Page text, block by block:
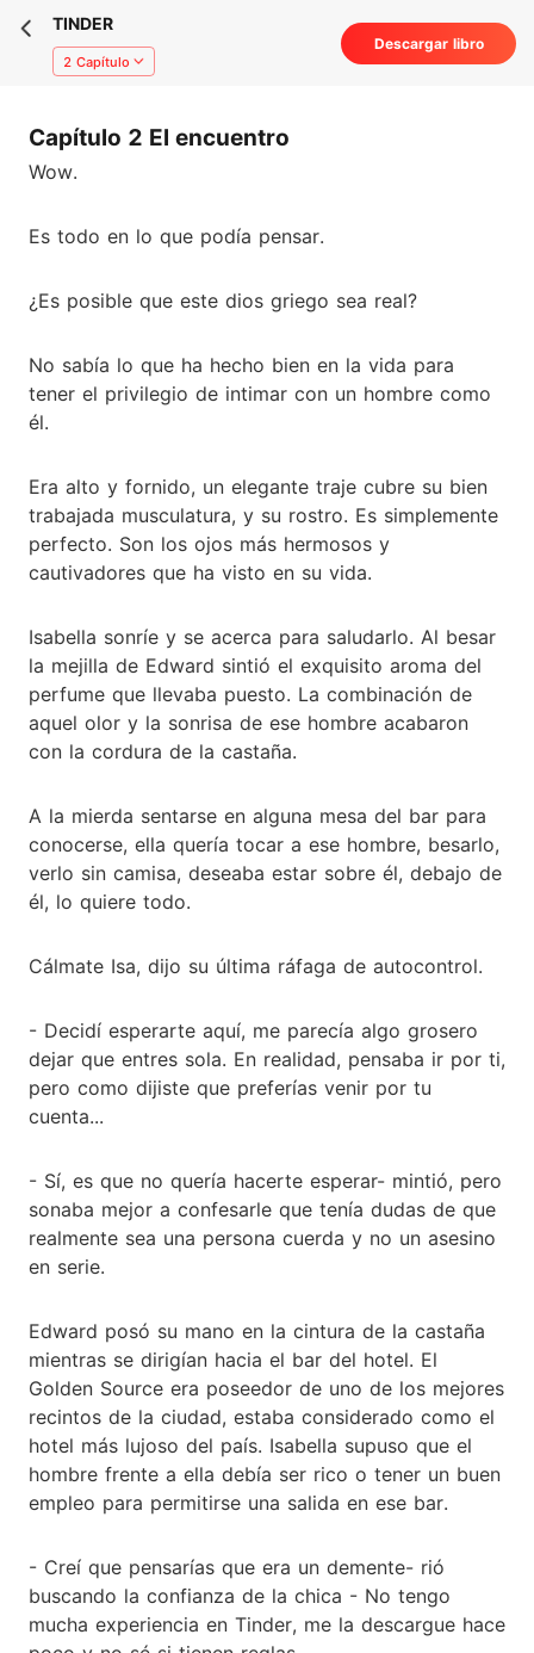
TINDER
2 Capítulo
Descargar libro
Capítulo 2 El encuentro
Wow.
Es todo en lo que podía pensar.
¿Es posible que este dios griego sea real?
No sabía lo que ha hecho bien en la vida para
tener el privilegio de intimar con un hombre como
él.
Era alto y fornido, un elegante traje cubre su bien
trabajada musculatura, y su rostro. Es simplemente
perfecto. Son los ojos más hermosos y
cautivadores que ha visto en su vida.
Isabella sonríe y se acerca para saludarlo. Al besar
la mejilla de Edward sintió el exquisito aroma del
perfume que llevaba puesto. La combinación de
aquel olor y la sonrisa de ese hombre acabaron
con la cordura de la castaña.
A la mierda sentarse en alguna mesa del bar para
conocerse, ella quería tocar a ese hombre, besarlo,
verlo sin camisa, deseaba estar sobre él, debajo de
él, lo quiere todo.
Cálmate Isa, dijo su última ráfaga de autocontrol.
- Decidí esperarte aquí, me parecía algo grosero
dejar que entres sola. En realidad, pensaba ir por ti,
pero como dijiste que preferías venir por tu
cuenta...
- Sí, es que no quería hacerte esperar- mintió, pero
sonaba mejor a confesarle que tenía dudas de que
realmente sea una persona cuerda y no un asesino
en serie.
Edward posó su mano en la cintura de la castaña
mientras se dirigían hacia el bar del hotel. El
Golden Source era poseedor de uno de los mejores
recintos de la ciudad, estaba considerado como el
hotel más lujoso del país. Isabella supuso que el
hombre frente a ella debía ser rico o tener un buen
empleo para permitirse una salida en ese bar.
- Creí que pensarías que era un demente- rió
buscando la confianza de la chica - No tengo
mucha experiencia en Tinder, me la descargue hace